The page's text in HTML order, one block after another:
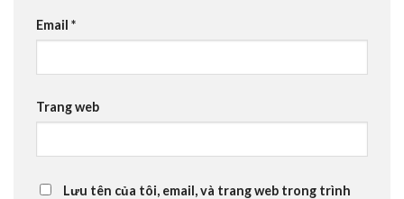
Email *
Trang web
Lưu tên của tôi, email, và trang web trong trình